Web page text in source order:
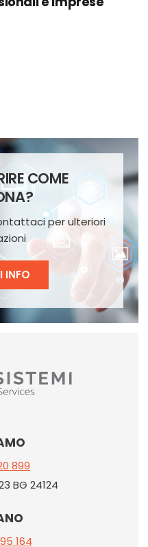
COME
per ulteriori
INFO
899
BG 24124
164